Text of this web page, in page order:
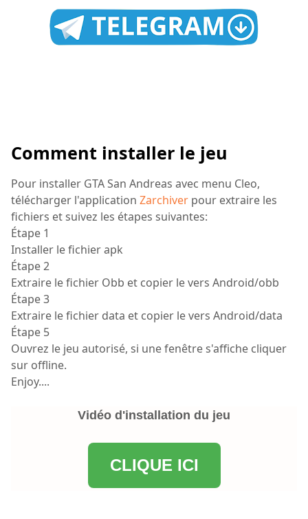
Comment installer le jeu
Pour installer GTA San Andreas avec menu Cleo,
télécharger l'application Zarchiver pour extraire les
fichiers et suivez les étapes suivantes:
Étape 1
Installer le fichier apk
Étape 2
Extraire le fichier Obb et copier le vers Android/obb
Étape 3
Extraire le fichier data et copier le vers Android/data
Étape 5
Ouvrez le jeu autorisé, si une fenêtre s'affiche cliquer
sur offline.
Enjoy....
Vidéo d'installation du jeu
CLIQUE ICI